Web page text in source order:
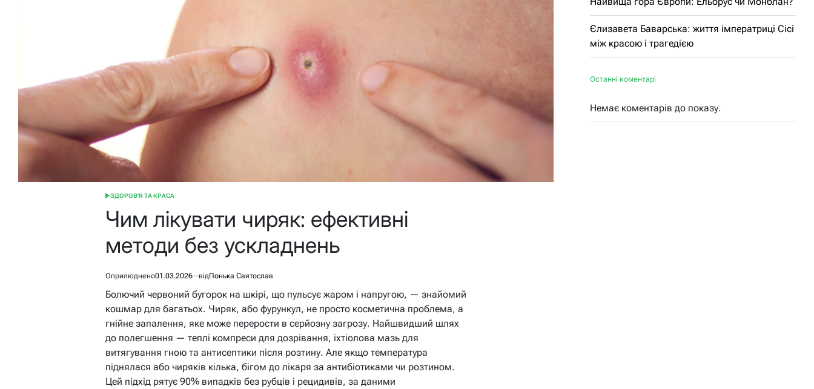
ОПУБЛІКУВАТИ
ЗДОРОВ'Я ТА КРАСА
Чим лікувати чиряк: ефективні
методи без ускладнень
Оприлюднено01.03.2026 відПонька Святослав
Болючий червоний бугорок на шкірі, що пульсує жаром і напругою, — знайомий
кошмар для багатьох. Чиряк, або фурункул, не просто косметична проблема, а
гнійне запалення, яке може перерости в серйозну загрозу. Найшвидший шлях
до полегшення — теплі компреси для дозрівання, іхтіолова мазь для
витягування гною та антисептики після розтину. Але якщо температура
піднялася або чиряків кілька, бігом до лікаря за антибіотиками чи розтином.
Цей підхід рятує 90% випадків без рубців і рецидивів, за даними
Єлизавета Баварська: життя імператриці Сісі
між красою і трагедією
Останні коментарі
Немає коментарів до показу.